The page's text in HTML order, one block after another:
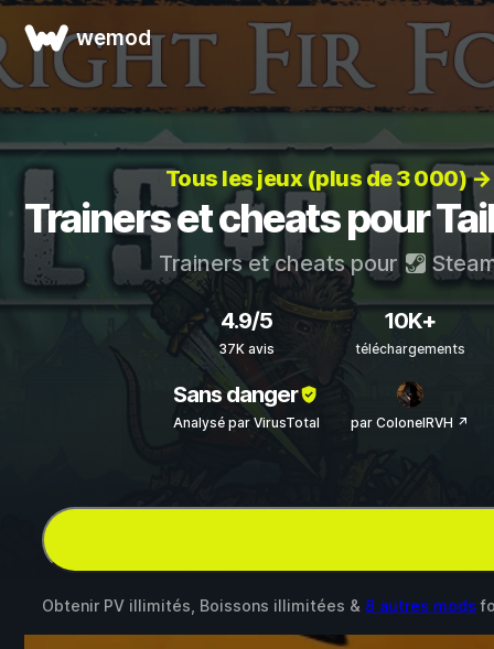
wemod
Tous les jeux (plus de 3 000) →
Trainers et cheats pour
Trainers et cheats pour
4.9/5
37K avis
10K+
téléchargements
Sans danger
Analysé par VirusTotal par ColonelRVH ↗
Obtenir PV illimités, Boissons illimitées & 8 autres mods